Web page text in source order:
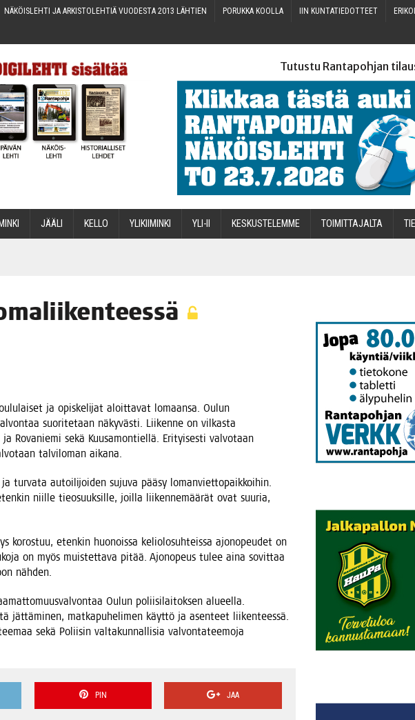
NÄKÖIS­LEH­TI JA ARKIS­TO­LEH­TIÄ VUO­DES­TA 2013 LÄHTIEN PORUK­KA KOOLLA IIN KUN­TA­TIE­DOT­TEET
Tutustu Rantapohjan
JÄÄ­LI KEL­LO YLI­KII­MIN­KI YLI-II KES­KUS­TE­LEM­ME TOI­MIT­TA­JAL­TA
ja opis­ke­li­jat aloit­ta­vat lomaan­sa. Oulun
suo­ri­te­taan näky­väs­ti. Lii­ken­ne on vil­kas­ta
Rova­nie­mi sekä Kuusa­mon­tiel­lä. Eri­tyi­ses­ti val­vo­taan
tal­vi­lo­man aikana.
tur­va­ta autoi­li­joi­den suju­va pää­sy loman­viet­to­paik­koi­hin.
niil­le tie­o­suuk­sil­le, joil­la lii­ken­ne­mää­rät ovat suu­ria,
koros­tuu, eten­kin huo­nois­sa kelio­lo­suh­teis­sa ajo­no­peu­det on
on myös muis­tet­ta­va pitää. Ajo­no­peus tulee aina sovit­taa
nähden.
Oulun polii­si­lai­tok­sen alu­eel­la.
jät­tä­mi­nen, mat­ka­pu­he­li­men käyt­tö ja asen­teet lii­ken­tees­sä.
sekä Polii­sin val­ta­kun­nal­li­sia val­von­ta­tee­mo­ja
PIN JAA